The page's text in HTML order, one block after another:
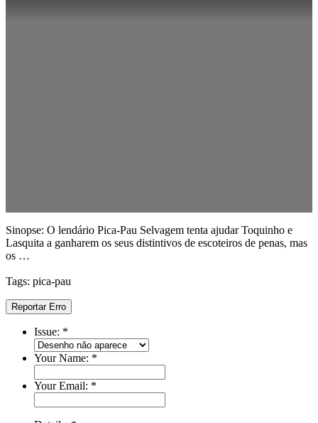
Sinopse: O lendário Pica-Pau Selvagem tenta ajudar Toquinho e
Lasquita a ganharem os seus distintivos de escoteiros de penas, mas
os …
Tags: pica-pau
Reportar Erro
Issue: *
Your Name: *
Your Email: *